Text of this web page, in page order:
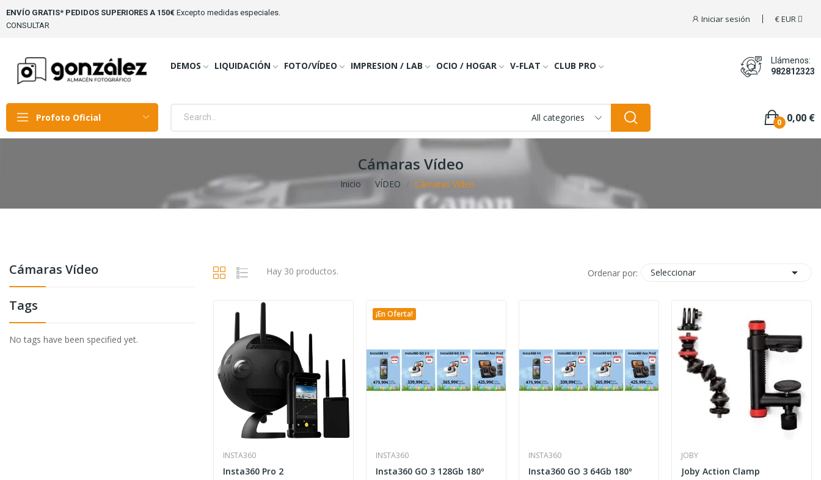
ENVÍO GRATIS* PEDIDOS SUPERIORES A 150€ Excepto medidas especiales.
CONSULTAR
Iniciar sesión €EUR
DEMOS LIQUIDACIÓN FOTO/VÍDEO IMPRESION / LAB OCIO / HOGAR V-FLAT CLUB PRO
Llámenos:
982812323
Profoto Oficial All categories 0,00 €
0
Cámaras Vídeo
Inicio VÍDEO Cámaras Vídeo
Cámaras Vídeo
Tags
No tags have been specified yet.
Hay 30 productos. Ordenar por: Seleccionar 
INSTA360
Insta360 Pro 2
¡En Oferta!
INSTA360
Insta360 GO 3 128Gb 180º
INSTA360
Insta360 GO 3 64Gb 180º
JOBY
Joby Action Clamp